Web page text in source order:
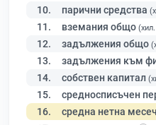
10. парични средства
11. вземания общо
12. задължения общо
13. задължения към
14. собствен капитал
15. средносписъчен
16. средна нетна